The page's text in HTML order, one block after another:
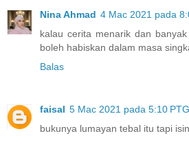
Nina Ahmad 4 Mac 2021 pada
kalau cerita menarik dan
boleh habiskan dalam masa
Balas
faisal 5 Mac 2021 pada 5:10 PTG
bukunya lumayan tebal itu tapi